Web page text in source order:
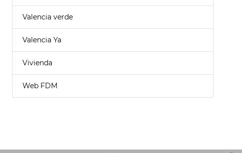
Valencia verde
Valencia Ya
Vivienda
Web FDM